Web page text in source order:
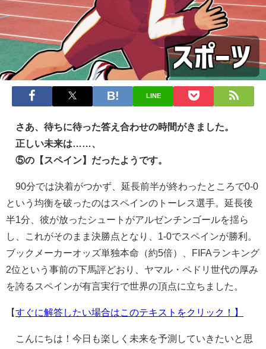
LINE
さあ、待ちに待った答え合わせの時間がきました。
正しい未来は……、
⑤の【スペイン】だったようです。
90分では決着がつかず、延長前半が終わったところで0-0
という均衡を破ったのはスペインのトーレス選手。延長後
半1分、彼が放ったシュートがアルゼンチンゴールを揺ら
し、これがそのまま決勝点となり、1-0でスペインが勝利。
ブックメーカーオッズ単独本命（約5倍）、FIFAランキング
2位という事前の下馬評どおり、ヤマル・ペドリ世代の厚み
を誇るスペインが有言実行で世界の頂点に立ちました。
【すぐに解答したい場合はこのテキストをクリック！】
こんにちは！今日も楽しく未来を予測していきたいと思